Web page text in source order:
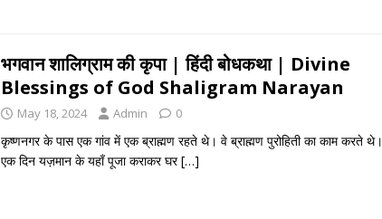
भगवान शालिग्राम की कृपा | हिंदी बोधकथा | Divine
Blessings of God Shaligram Narayan
May 18, 2024 Admin 0
कृष्णनगर के पास एक गांव में एक ब्राह्मण रहते थे। वे ब्राह्मण पुरोहिती का काम करते थे।
एक दिन यज़मान के यहाँ पूजा कराकर घर[…]